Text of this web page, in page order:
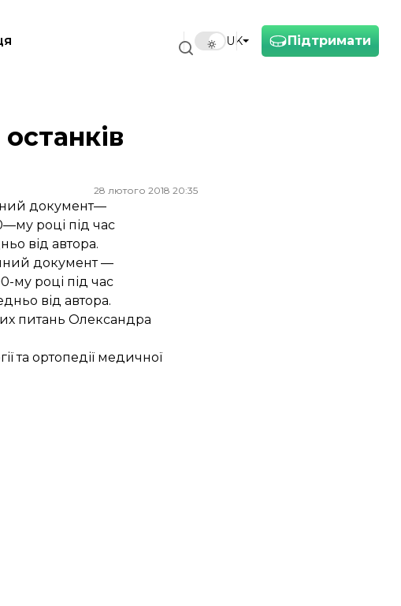
Підтримати
UK
28 лютого 2018 20:35
документ—
році під час
від автора.
документ —
му році під час
від автора.
питань Олександра
та ортопедії медичної